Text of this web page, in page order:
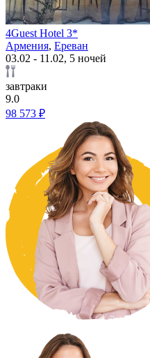
4Guest Hotel 3*
Армения, Ереван
03.02 - 11.02, 5 ночей
завтраки
9.0
98 573 ₽